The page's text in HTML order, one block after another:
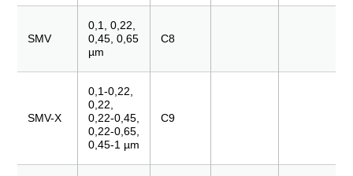
SMV
0,1, 0,22,
0,45, 0,65
µm
C8
SMV-X
0,1-0,22,
0,22,
0,22-0,45,
0,22-0,65,
0,45-1 µm
C9